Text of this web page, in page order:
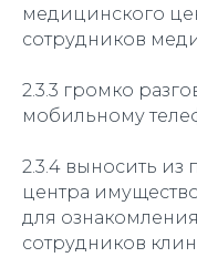
медицинского
сотрудников
2.3.3 громко
мобильному
2.3.4 выносить
центра
для
сотрудников